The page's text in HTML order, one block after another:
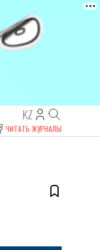
KZ
ЧИТАТЬ ЖУРНАЛЫ